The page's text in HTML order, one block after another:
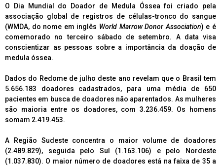
O Dia Mundial do Doador de Medula Óssea foi criado pela
associação global de registros de células-tronco do sangue
(WMDA, do nome em inglês World Marrow Donor Association) e é
comemorado no terceiro sábado de setembro. A data visa
conscientizar as pessoas sobre a importância da doação de
medula óssea.
Dados do Redome de julho deste ano revelam que o Brasil tem
5.656.183 doadores cadastrados, para uma média de 650
pacientes em busca de doadores não aparentados. As mulheres
são maioria entre os doadores, com 3.236.459. Os homens
somam 2.419.453.
A Região Sudeste concentra o maior volume de doadores
(2.489.829), seguida pelo Sul (1.163.106) e pelo Nordeste
(1.037.830). O maior número de doadores está na faixa de 35 a